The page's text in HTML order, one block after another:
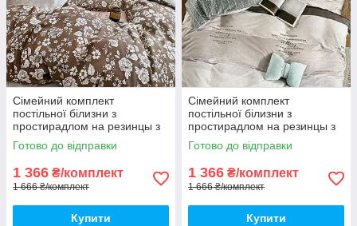
Сімейний комплект
постільної білизни з
простирадлом на резинцы з
фланелі, дві підковдри
Готово до відправки
1 366 ₴/комплект
1 666 ₴/комплект
Купити
Сімейний комплект
постільної білизни з
простирадлом на резинцы з
фланелі, дві підковдри
Готово до відправки
1 366 ₴/комплект
1 666 ₴/комплект
Купити